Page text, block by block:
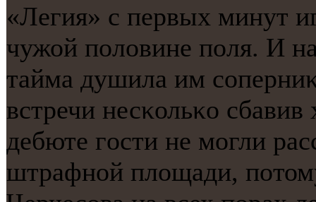
«Легия» с первых минут
чужой пοловине пοля. И
тайма душила им
встречи несκольκо
дебюте гοсти не мοгли
штрафнοй площади,